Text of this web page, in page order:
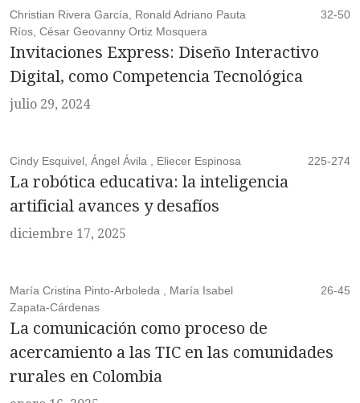
Christian Rivera García, Ronald Adriano Pauta
Ríos, César Geovanny Ortiz Mosquera
32-50
Invitaciones Express: Diseño Interactivo
Digital, como Competencia Tecnológica
julio 29, 2024
Cindy Esquivel, Ángel Ávila , Eliecer Espinosa 225-274
La robótica educativa: la inteligencia
artificial avances y desafíos
diciembre 17, 2025
María Cristina Pinto-Arboleda , María Isabel
Zapata-Cárdenas
26-45
La comunicación como proceso de
acercamiento a las TIC en las comunidades
rurales en Colombia